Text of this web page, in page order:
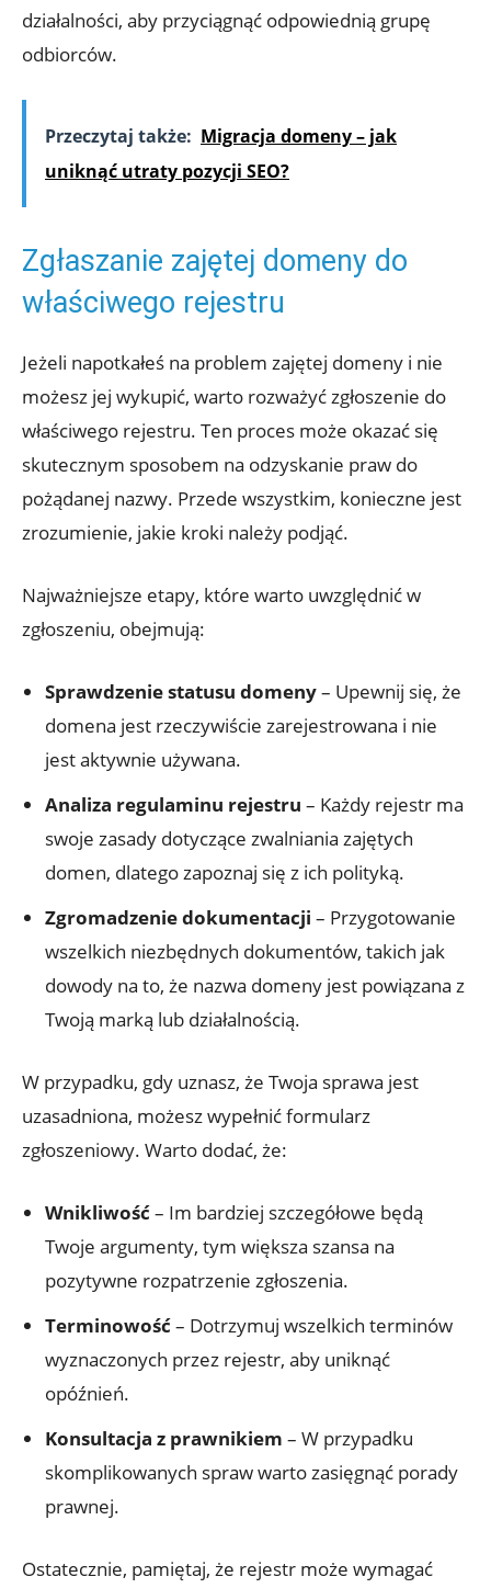
działalności, aby przyciągnąć odpowiednią grupę
odbiorców.
Przeczytaj także: Migracja domeny – jak
uniknąć utraty pozycji SEO?
Zgłaszanie zajętej domeny do
właściwego rejestru
Jeżeli napotkałeś na problem zajętej domeny i nie
możesz jej wykupić, warto rozważyć zgłoszenie do
właściwego rejestru. Ten proces może okazać się
skutecznym sposobem na odzyskanie praw do
pożądanej nazwy. Przede wszystkim, konieczne jest
zrozumienie, jakie kroki należy podjąć.
Najważniejsze etapy, które warto uwzględnić w
zgłoszeniu, obejmują:
Sprawdzenie statusu domeny– Upewnij się, że
domena jest rzeczywiście zarejestrowana i nie
jest aktywnie używana.
Analiza regulaminu rejestru – Każdy rejestr ma
swoje zasady dotyczące zwalniania zajętych
domen, dlatego zapoznaj się z ich polityką.
Zgromadzenie dokumentacji – Przygotowanie
wszelkich niezbędnych dokumentów, takich jak
dowody na to, że nazwa domeny jest powiązana z
Twoją marką lub działalnością.
W przypadku, gdy uznasz, że Twoja sprawa jest
uzasadniona, możesz wypełnić formularz
zgłoszeniowy. Warto dodać, że:
Wnikliwość– Im bardziej szczegółowe będą
Twoje argumenty, tym większa szansa na
pozytywne rozpatrzenie zgłoszenia.
Terminowość– Dotrzymuj wszelkich terminów
wyznaczonych przez rejestr, aby uniknąć
opóźnień.
Konsultacja z prawnikiem – W przypadku
skomplikowanych spraw warto zasięgnąć porady
prawnej.
Ostatecznie, pamiętaj, że rejestr może wymagać